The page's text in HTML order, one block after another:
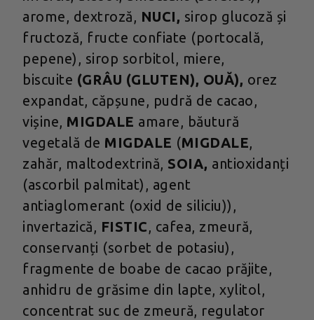
arome, dextroză, NUCI, sirop glucoză și
fructoză, fructe confiate (portocală,
pepene), sirop sorbitol, miere,
biscuite (GRÂU (GLUTEN), OUĂ), orez
expandat, căpșune, pudră de cacao,
vișine, MIGDALE amare, băutură
vegetală de MIGDALE (MIGDALE,
zahăr, maltodextrină, SOIA, antioxidanți
(ascorbil palmitat), agent
antiaglomerant (oxid de siliciu)),
invertazică, FISTIC, cafea, zmeură,
conservanți (sorbet de potasiu),
fragmente de boabe de cacao prăjite,
anhidru de grăsime din lapte, xylitol,
concentrat suc de zmeură, regulator